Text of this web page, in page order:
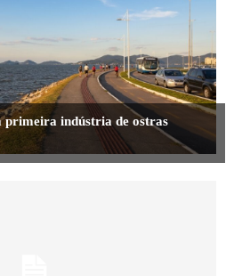
primeira indústria de ostras